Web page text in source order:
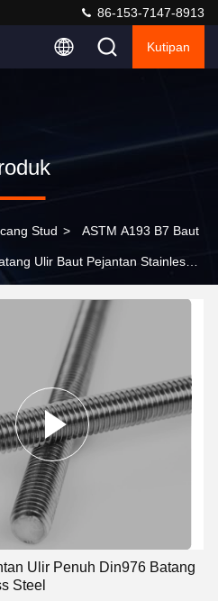
86-153-7147-8913
Kutipan
Stud > ASTM A193 B7 Baut
Ulir Baut Pejantan Stainless
Ulir Penuh Din976 Batang
Steel